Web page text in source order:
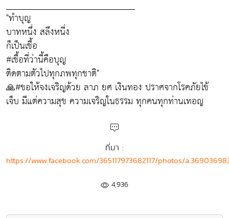
"ทำบุญ
บาทหนึ่ง สลึงหนี่ง
ก็เป็นเชื้อ
#เชื้อที่ว่านี้คือบุญ
ติดตามตัวไปทุกภพทุกชาติ"
🙏#ขอให้จงเจริญด้วย ลาภ ยศ เงินทอง ปราศจากโรคภัยไข้
เจ็บ มีแต่ความสุข ความเจริญในธรรม ทุกคนทุกท่านเทอญ
ที่มา :
https://www.facebook.com/365117973682117/photos/
4,936